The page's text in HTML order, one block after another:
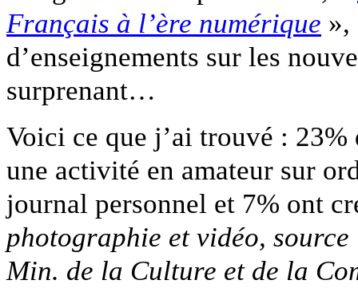
Français à l’ère numérique »,
d’enseignements sur les
surprenant…
Voici ce que j’ai trouvé : 23%
une activité en amateur sur
journal personnel et 7% ont
photographie et vidéo,
Min. de la Culture et de la